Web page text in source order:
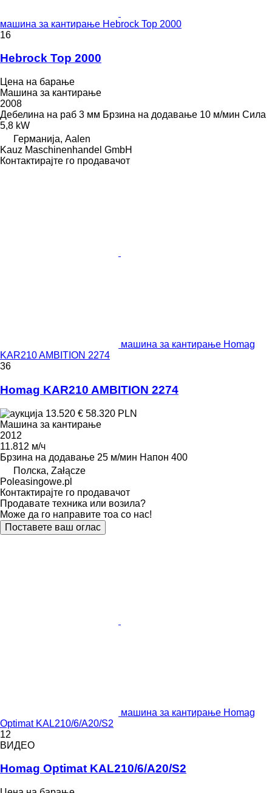
машина за кантирање Hebrock Top 2000
16
Hebrock Top 2000
Цена на барање
Машина за кантирање
2008
Дебелина на раб 3 мм Брзина на додавање 10 м/мин Сила
5,8 kW
Германија, Aalen
Kauz Maschinenhandel GmbH
Контактирајте го продавачот
машина за кантирање Homag
KAR210 AMBITION 2274
36
Homag KAR210 AMBITION 2274
13.520 € 58.320 PLN
Машина за кантирање
2012
11.812 м/ч
Брзина на додавање 25 м/мин Напон 400
Полска, Załącze
Poleasingowe.pl
Контактирајте го продавачот
Продавате техника или возила?
Може да го направите тоа со нас!
Поставете ваш оглас
машина за кантирање Homag
Optimat KAL210/6/A20/S2
12
ВИДЕО
Homag Optimat KAL210/6/A20/S2